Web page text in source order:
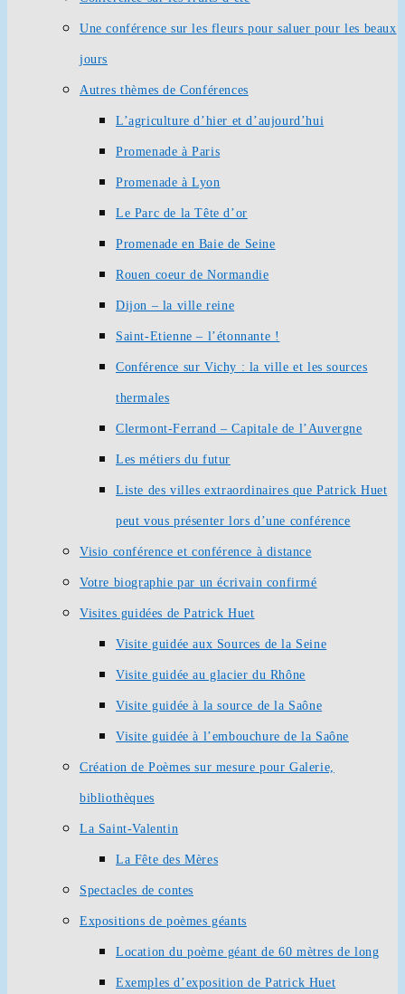
Une conférence sur les fleurs pour saluer pour les beaux
jours
Autres thèmes de Conférences
L’agriculture d’hier et d’aujourd’hui
Promenade à Paris
Promenade à Lyon
Le Parc de la Tête d’or
Promenade en Baie de Seine
Rouen coeur de Normandie
Dijon – la ville reine
Saint-Etienne – l’étonnante !
Conférence sur Vichy : la ville et les sources
thermales
Clermont-Ferrand – Capitale de l’Auvergne
Les métiers du futur
Liste des villes extraordinaires que Patrick Huet
peut vous présenter lors d’une conférence
Visio conférence et conférence à distance
Votre biographie par un écrivain confirmé
Visites guidées de Patrick Huet
Visite guidée aux Sources de la Seine
Visite guidée au glacier du Rhône
Visite guidée à la source de la Saône
Visite guidée à l’embouchure de la Saône
Création de Poèmes sur mesure pour Galerie,
bibliothèques
La Saint-Valentin
La Fête des Mères
Spectacles de contes
Expositions de poèmes géants
Location du poème géant de 60 mètres de long
Exemples d’exposition de Patrick Huet